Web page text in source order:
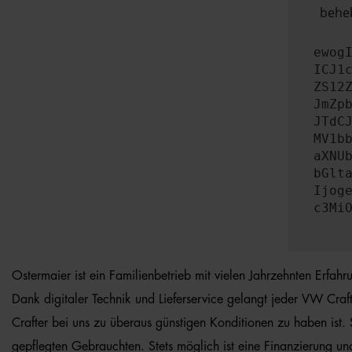
Ostermaier ist ein Familienbetrieb mit vielen Jahrzehnten
Dank digitaler Technik und Lieferservice gelangt jeder VW
Crafter bei uns zu überaus günstigen Konditionen zu haben
gepflegten Gebrauchten. Stets möglich ist eine Finanzierung